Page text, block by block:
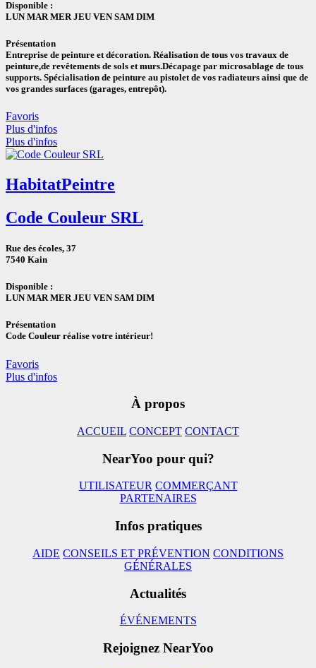
Disponible :
LUN MAR MER JEU VEN SAM DIM
Présentation
Entreprise de peinture et décoration. Réalisation de tous vos travaux de
peinture,de revêtements de sols et murs.Décapage par microsablage de tous
supports. Spécialisation de peinture au pistolet de vos radiateurs ainsi que de
vos grandes surfaces (garages, entrepôt).
Favoris
Plus d'infos
Plus d'infos
HabitatPeintre
Code Couleur SRL
Rue des écoles, 37
7540 Kain
Disponible :
LUN MAR MER JEU VEN SAM DIM
Présentation
Code Couleur réalise votre intérieur!
Favoris
Plus d'infos
À propos
ACCUEIL CONCEPT CONTACT
NearYoo pour qui?
UTILISATEUR COMMERÇANT
PARTENAIRES
Infos pratiques
AIDE CONSEILS ET PRÉVENTION CONDITIONS
GÉNÉRALES
Actualités
ÉVÉNEMENTS
Rejoignez NearYoo